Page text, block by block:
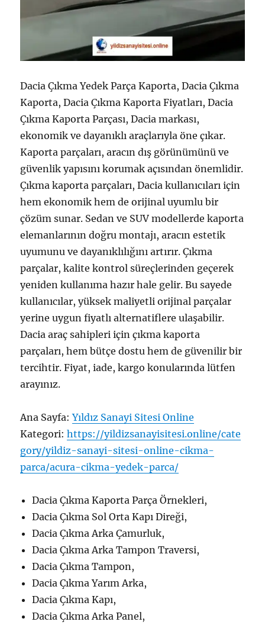
Dacia Çıkma Yedek Parça Kaporta, Dacia Çıkma
Kaporta, Dacia Çıkma Kaporta Fiyatları, Dacia
Çıkma Kaporta Parçası, Dacia markası,
ekonomik ve dayanıklı araçlarıyla öne çıkar.
Kaporta parçaları, aracın dış görünümünü ve
güvenlik yapısını korumak açısından önemlidir.
Çıkma kaporta parçaları, Dacia kullanıcıları için
hem ekonomik hem de orijinal uyumlu bir
çözüm sunar. Sedan ve SUV modellerde kaporta
elemanlarının doğru montajı, aracın estetik
uyumunu ve dayanıklılığını artırır. Çıkma
parçalar, kalite kontrol süreçlerinden geçerek
yeniden kullanıma hazır hale gelir. Bu sayede
kullanıcılar, yüksek maliyetli orijinal parçalar
yerine uygun fiyatlı alternatiflere ulaşabilir.
Dacia araç sahipleri için çıkma kaporta
parçaları, hem bütçe dostu hem de güvenilir bir
tercihtir. Fiyat, iade, kargo konularında lütfen
arayınız.
Ana Sayfa:Yıldız Sanayi Sitesi Online
Kategori:https://yildizsanayisitesi.online/cate
gory/yildiz-sanayi-sitesi-online-cikma-
parca/acura-cikma-yedek-parca/
Dacia Çıkma Kaporta Parça Örnekleri,
Dacia Çıkma Sol Orta Kapı Direği,
Dacia Çıkma Arka Çamurluk,
Dacia Çıkma Arka Tampon Traversi,
Dacia Çıkma Tampon,
Dacia Çıkma Yarım Arka,
Dacia Çıkma Kapı,
Dacia Çıkma Arka Panel,